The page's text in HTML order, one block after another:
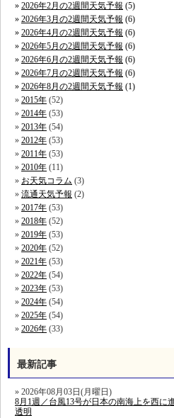
2026年2月の2週間天気予報 (5)
2026年3月の2週間天気予報 (6)
2026年4月の2週間天気予報 (6)
2026年5月の2週間天気予報 (6)
2026年6月の2週間天気予報 (6)
2026年7月の2週間天気予報 (6)
2026年8月の2週間天気予報 (1)
2015年 (52)
2014年 (53)
2013年 (54)
2012年 (53)
2011年 (53)
2010年 (11)
お天気コラム (3)
流通天気予報 (2)
2017年 (53)
2018年 (52)
2019年 (53)
2020年 (52)
2021年 (53)
2022年 (54)
2023年 (53)
2024年 (54)
2025年 (54)
2026年 (33)
最新記事
2026年08月03日(月曜日)
8月1週／台風13号が日本の南海上を西
透明